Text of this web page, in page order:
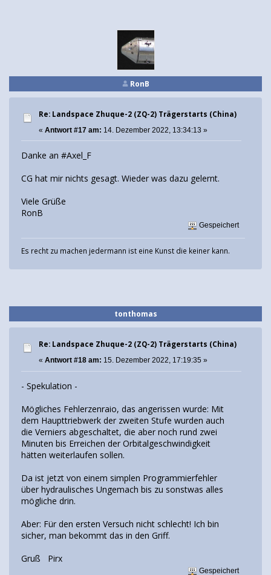
RonB
Re: Landspace Zhuque-2 (ZQ-2) Trägerstarts (China)
« Antwort #17 am: 14. Dezember 2022, 13:34:13 »
Danke an #Axel_F
CG hat mir nichts gesagt. Wieder was dazu gelernt.
Viele Grüße
RonB
Gespeichert
Es recht zu machen jedermann ist eine Kunst die keiner kann.
tonthomas
Re: Landspace Zhuque-2 (ZQ-2) Trägerstarts (China)
« Antwort #18 am: 15. Dezember 2022, 17:19:35 »
- Spekulation -
Mögliches Fehlerzenraio, das angerissen wurde: Mit
dem Haupttriebwerk der zweiten Stufe wurden auch
die Verniers abgeschaltet, die aber noch rund zwei
Minuten bis Erreichen der Orbitalgeschwindigkeit
hätten weiterlaufen sollen.
Da ist jetzt von einem simplen Programmierfehler
über hydraulisches Ungemach bis zu sonstwas alles
mögliche drin.
Aber: Für den ersten Versuch nicht schlecht! Ich bin
sicher, man bekommt das in den Griff.
Gruß Pirx
Gespeichert